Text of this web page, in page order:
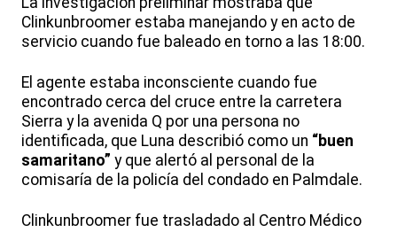
Clinkunbroomer estaba manejando y en acto de
servicio cuando fue baleado en torno a las 18:00.
El agente estaba inconsciente cuando fue
encontrado cerca del cruce entre la carretera
Sierra y la avenida Q por una persona no
identificada, que Luna describió como un “buen
samaritano” y que alertó al personal de la
comisaría de la policía del condado en Palmdale.
Clinkunbroomer fue trasladado al Centro Médico